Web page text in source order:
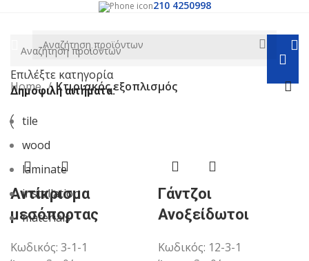
210 4250998
Home Κτιριακός εξοπλισμός
Αντίκρισμα
μεσόπορτας
Κωδικός: 3-1-1
Γάντζοι
Ανοξείδωτοι
Κωδικός: 12-3-1
Επιλέξτε κατηγορία
Δημοφιλή αιτήματα:
tile
wood
laminate
installation
materials